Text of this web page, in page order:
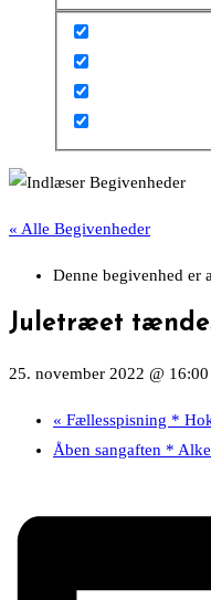
« Alle Begivenheder
Denne begivenhed er
Juletræet
25. november 2022 @ 16:00
« Fællesspisning *
Åben sangaften *